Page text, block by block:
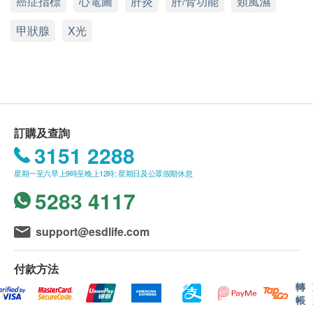
白蛋白及球蛋白比率
白蛋白
鹼性磷酸酵素
谷草轉氨酵素
丙氨酰轉肽酶
總蛋白質
腎功能
本身體檢查計劃有效期為6個月，客戶必須於6個月
內(由確認付款日期起計)接受有關檢查，逾期作
廢。
有所延長
戶可選擇以下方式領取報告：
(1) 親身領取：客戶親身往毅力綜合醫護體檢中心
告；
(2) 電話講解報告：客戶需於講解報告前到本中心
領取驗身報告，並預約本中心醫生或註冊護士透過
電話戶講解報告。如需他人代領取驗身報告，代領
者需帶同授權書及該客戶之身分證副本到本中心領
取有關報告。
顯示地圖
星期一至五︰9:00a.m. – 1:00p.m.; 2:00p.m. – 6:00p.m.
甲狀腺
X光
訂購及查詢
3151 2288
星期一至六早上9時至晚上12時; 星期日及公眾假期休息
5283 4117
support@esdlife.com
付款方法
轉
帳